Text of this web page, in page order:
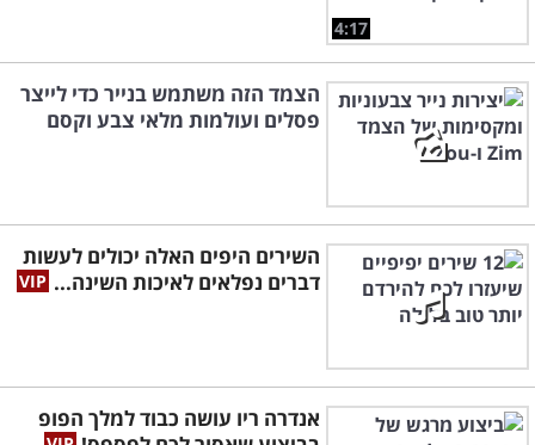
4:17
הצמד הזה משתמש בנייר כדי לייצר
פסלים ועולמות מלאי צבע וקסם
השירים היפים האלה יכולים לעשות
דברים נפלאים לאיכות השינה...
אנדרה ריו עושה כבוד למלך הפופ